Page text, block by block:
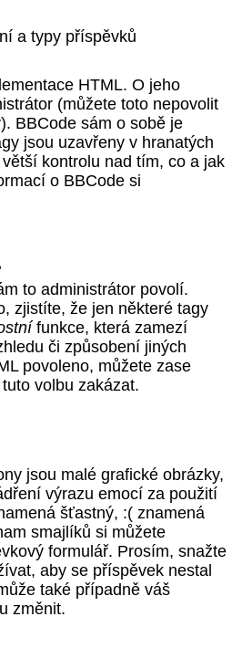
a typy příspěvků
HTML. O jeho
(můžete toto nepovolit
BBCode sám o sobě je
jsou uzavřeny v hranatých
kontrolu nad tím, co a jak
o BBCode si
to administrátor povolí.
zjistíte, že jen některé tagy
funkce, která zamezí
či způsobení jiných
povoleno, můžete zase
volbu zakázat.
jsou malé grafické obrázky,
výrazu emocí za použití
šťastný, :( znamená
smajlíků si můžete
formulář. Prosím, snažte
aby se příspěvek nestal
také případně váš
změnit.